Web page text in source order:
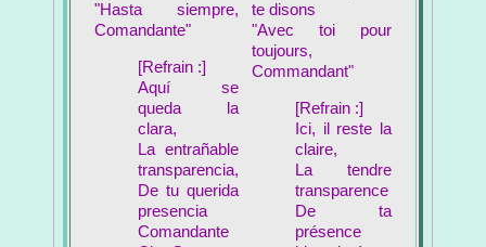
"Hasta siempre,
Comandante"
[Refrain :]
Aquí se
queda la
clara,
La entrañable
transparencia,
De tu querida
presencia
Comandante
te disons
"Avec toi pour
toujours,
Commandant"
[Refrain :]
Ici, il reste la
claire,
La tendre
transparence
De ta
présence